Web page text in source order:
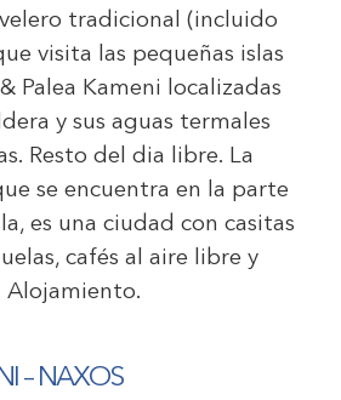
tradicional (incluido
visita las pequeñas islas
Palea Kameni localizadas
y sus aguas termales
Resto del dia libre. La
se encuentra en la parte
es una ciudad con casitas
cafés al aire libre y
Alojamiento.
– NAXOS